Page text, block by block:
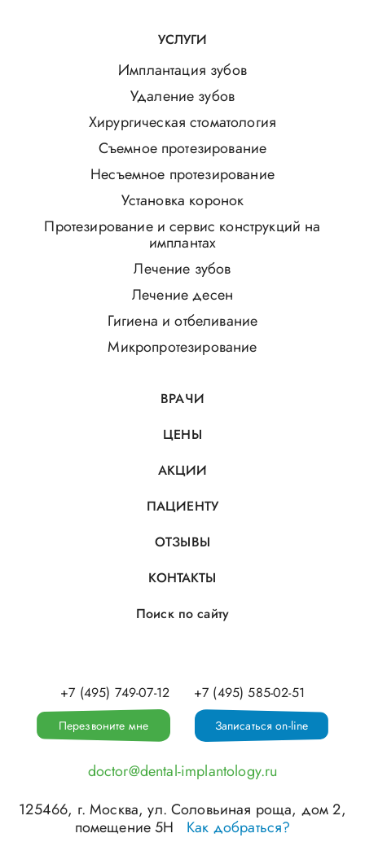
УСЛУГИ
Имплантация зубов
Удаление зубов
Хирургическая стоматология
Съемное протезирование
Несъемное протезирование
Установка коронок
Протезирование и сервис конструкций на
имплантах
Лечение зубов
Лечение десен
Гигиена и отбеливание
Микропротезирование
ВРАЧИ
ЦЕНЫ
АКЦИИ
ПАЦИЕНТУ
ОТЗЫВЫ
КОНТАКТЫ
Поиск по сайту
+7 (495) 749-07-12 +7 (495) 585-02-51
Перезвоните мне Записаться on-line
doctor@dental-implantology.ru
125466, г.Москва,ул. Соловьиная роща, дом 2,
помещение 5Н
Как добраться?